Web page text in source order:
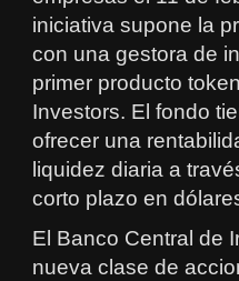
iniciativa supone la
con una gestora de
primer producto
Investors. El fondo
ofrecer una
liquidez diaria a
corto plazo en
El Banco Central de
nueva clase de